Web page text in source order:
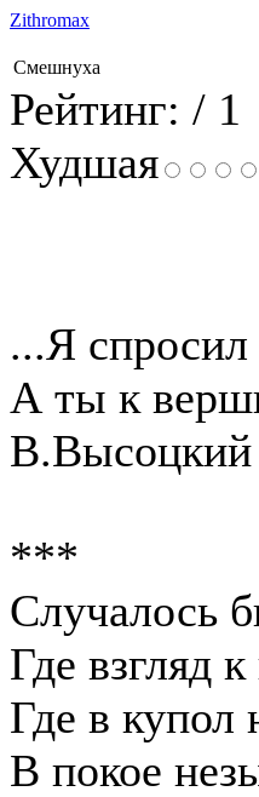
Zithromax
Смешнуха
Рейтинг: / 1
Худшая
...Я спросил
А ты к
В.Высоцкий
***
Случалось
Где взгляд
Где в купол
В покое